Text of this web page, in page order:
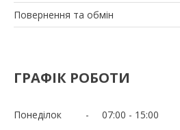
Повернення та обмін
ГРАФІК РОБОТИ
Понеділок 07:00
15:00